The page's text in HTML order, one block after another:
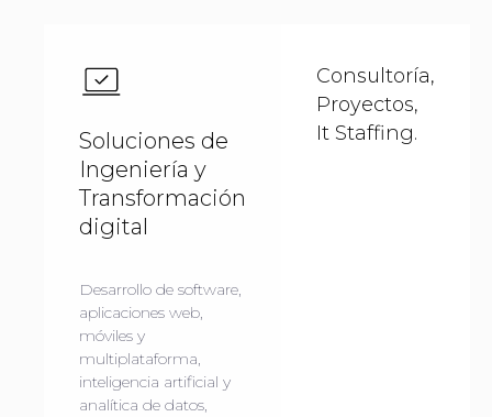
Soluciones de
Ingeniería y
Transformación
digital
Desarrollo de software,
aplicaciones web,
móviles y
multiplataforma,
inteligencia artificial y
analítica de datos,
Consultoría,
Proyectos,
It Staffing.